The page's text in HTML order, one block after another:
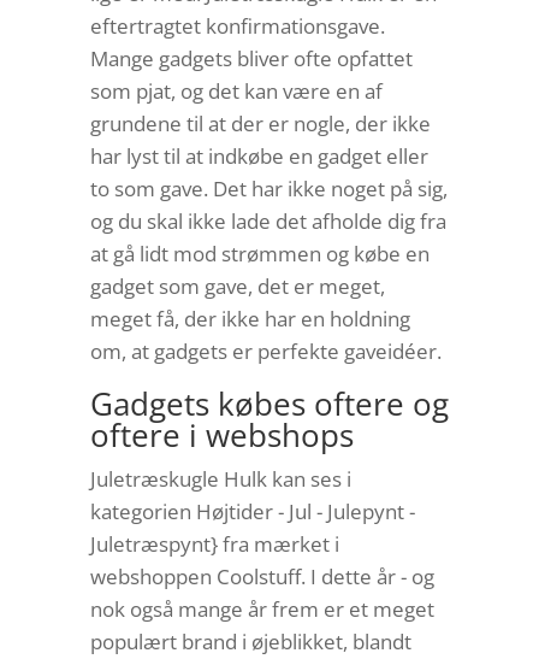
eftertragtet konfirmationsgave.
Mange gadgets bliver ofte opfattet
som pjat, og det kan være en af
grundene til at der er nogle, der ikke
har lyst til at indkøbe en gadget eller
to som gave. Det har ikke noget på sig,
og du skal ikke lade det afholde dig fra
at gå lidt mod strømmen og købe en
gadget som gave, det er meget,
meget få, der ikke har en holdning
om, at gadgets er perfekte gaveidéer.
Gadgets købes oftere og
oftere i webshops
Juletræskugle Hulk kan ses i
kategorien Højtider - Jul - Julepynt -
Juletræspynt} fra mærket i
webshoppen Coolstuff. I dette år - og
nok også mange år frem er et meget
populært brand i øjeblikket, blandt